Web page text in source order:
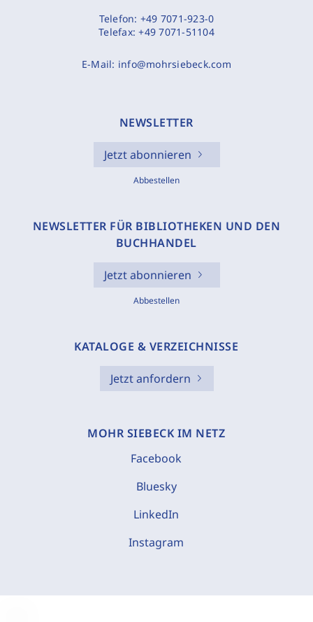
Telefon: +49 7071-923-0
Telefax:+49 7071-51104
E-Mail: info@mohrsiebeck.com
NEWSLETTER
Jetzt abonnieren
Abbestellen
NEWSLETTER FÜR BIBLIOTHEKEN UND DEN
BUCHHANDEL
Jetzt abonnieren
Abbestellen
KATALOGE & VERZEICHNISSE
Jetzt anfordern
MOHR SIEBECK IM NETZ
Facebook
Bluesky
LinkedIn
Instagram